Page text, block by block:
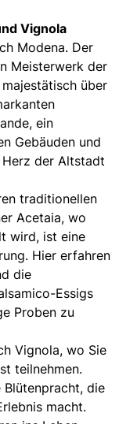
Vignola
Modena. Der
Meisterwerk der
über
ein
Gebäuden und
der Altstadt
traditionellen
Acetaia, wo
wird, ist eine
Hier erfahren
die
Essigs
Proben zu
Vignola, wo Sie
teilnehmen.
Blütenpracht, die
macht.